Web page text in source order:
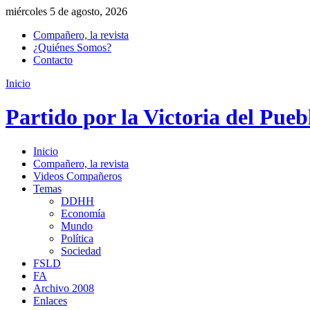
miércoles 5 de agosto, 2026
Compañero, la revista
¿Quiénes Somos?
Contacto
Inicio
Partido por la Victoria del
Inicio
Compañero, la revista
Videos Compañeros
Temas
DDHH
Economía
Mundo
Política
Sociedad
FSLD
FA
Archivo 2008
Enlaces